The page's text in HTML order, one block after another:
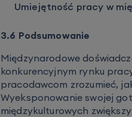
Umiejętność pracy w
3.6 Podsumowanie
Międzynarodowe
konkurencyjnym rynku
pracodawcom zrozumieć,
Wyeksponowanie swojej
międzykulturowych